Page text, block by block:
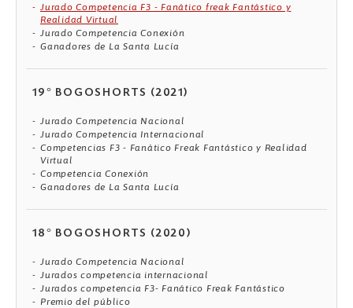
Jurado Competencia F3 - Fanático freak Fantástico y
Realidad Virtual
Jurado Competencia Conexión
Ganadores de La Santa Lucía
19° BOGOSHORTS (2021)
Jurado Competencia Nacional
Jurado Competencia Internacional
Competencias F3 - Fanático Freak Fantástico y Realidad
Virtual
Competencia Conexión
Ganadores de La Santa Lucía
18° BOGOSHORTS (2020)
Jurado Competencia Nacional
Jurados competencia internacional
Jurados competencia F3- Fanático Freak Fantástico
Premio del público